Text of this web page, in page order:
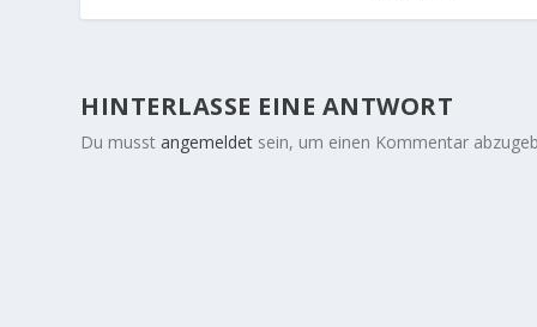
HINTERLASSE EINE ANTWORT
Du musstangemeldet sein, um einen Kommentar